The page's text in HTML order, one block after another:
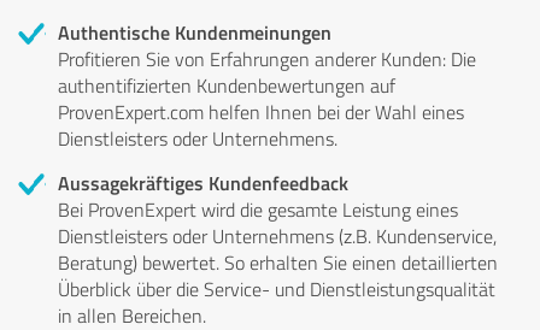
Authentische Kundenmeinungen
Profitieren Sie von Erfahrungen anderer Kunden: Die
authentifizierten Kundenbewertungen auf
ProvenExpert.com helfen Ihnen bei der Wahl eines
Dienstleisters oder Unternehmens.
Aussagekräftiges Kundenfeedback
Bei ProvenExpert wird die gesamte Leistung eines
Dienstleisters oder Unternehmens (z.B. Kundenservice,
Beratung) bewertet. So erhalten Sie einen detaillierten
Überblick über die Service- und Dienstleistungsqualität
in allen Bereichen.